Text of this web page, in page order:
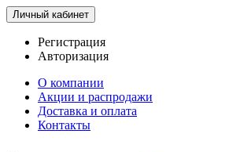
Личный кабинет
Регистрация
Авторизация
О компании
Акции и распродажи
Доставка и оплата
Контакты